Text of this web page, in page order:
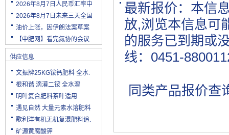
2026年8月7日人民币汇率中
2026年8月7日未来三天全国
油价上涨，因伊朗法案草案
【中肥网】看完氮协的会议
供应信息
文振牌25KG铵钙肥料 全水.
根和谐 滴灌二铵 全水溶
明叶复合肥料茶叶适用
遇见自然 大量元素水溶肥料
歌利洋有机无机复混肥料追.
矿源黄腐酸钾
最新报价：本信
放,浏览本信息可
的服务已到期或
线：0451-
同类产品报价查